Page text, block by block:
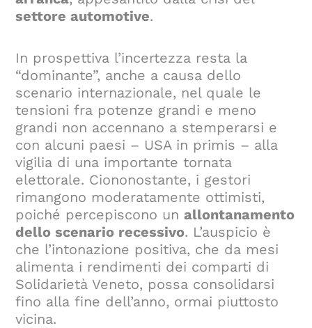
settore automotive.
In prospettiva l’incertezza resta la
“dominante”, anche a causa dello
scenario internazionale, nel quale le
tensioni fra potenze grandi e meno
grandi non accennano a stemperarsi e
con alcuni paesi – USA in primis – alla
vigilia di una importante tornata
elettorale. Ciononostante, i gestori
rimangono moderatamente ottimisti,
poiché percepiscono unallontanamento
dello scenario recessivo. L’auspicio è
che l’intonazione positiva, che da mesi
alimenta i rendimenti dei comparti di
Solidarietà Veneto, possa consolidarsi
fino alla fine dell’anno, ormai piuttosto
vicina.